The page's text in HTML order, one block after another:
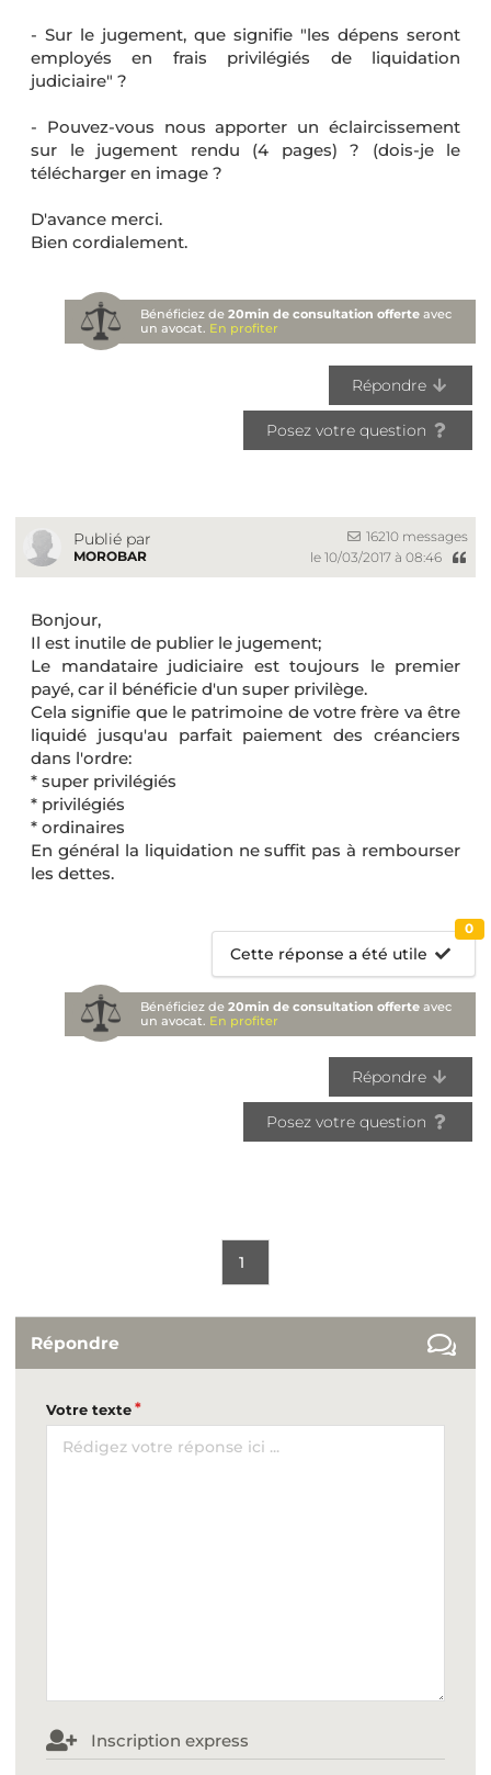
- Sur le jugement, que signifie "les dépens seront
employés en frais privilégiés de liquidation
judiciaire" ?
- Pouvez-vous nous apporter un éclaircissement
sur le jugement rendu (4 pages) ? (dois-je le
télécharger en image ?
D'avance merci.
Bien cordialement.
Bénéficiez de20min de consultation offerte avec
un avocat. En profiter
Répondre
Posez votre question
Publié par
MOROBAR
16210 messages
le 10/03/2017 à 08:46
Bonjour,
Il est inutile de publier le jugement;
Le mandataire judiciaire est toujours le premier
payé, car il bénéficie d'un super privilège.
Cela signifie que le patrimoine de votre frère va être
liquidé jusqu'au parfait paiement des créanciers
dans l'ordre:
* super privilégiés
* privilégiés
* ordinaires
En général la liquidation ne suffit pas à rembourser
les dettes.
Cette réponse a été utile
0
Bénéficiez de20min de consultation offerte avec
un avocat. En profiter
Répondre
Posez votre question
1
Répondre
Votre texte
Inscription express